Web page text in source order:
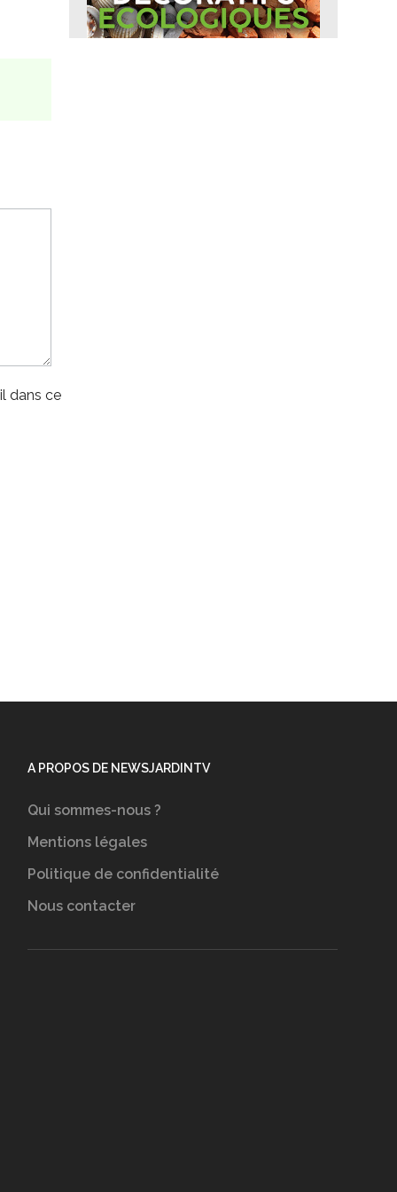
dans ce
A PROPOS DE NEWSJARDINTV
Qui sommes-nous ?
Mentions légales
Politique de confidentialité
Nous contacter